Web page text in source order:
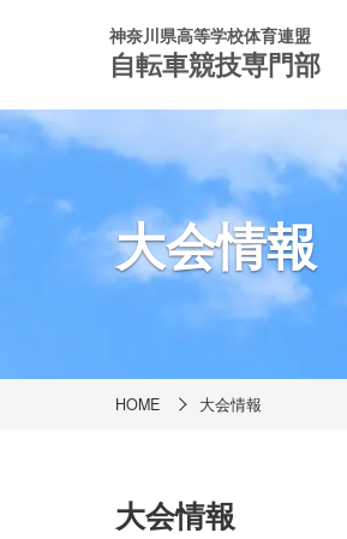
神奈川県高等学校体育連盟
自転車競技専門部
大会情報
HOME 大会情報
大会情報